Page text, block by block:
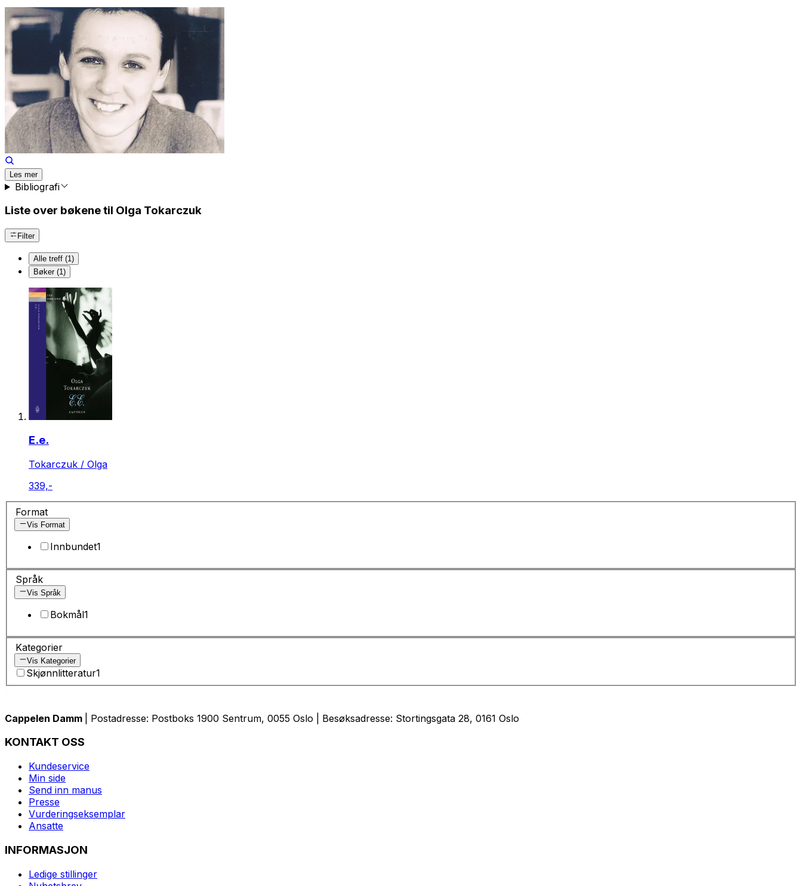
Les mer
Bibliografi
Liste over bøkene til Olga Tokarczuk
Filter
Alle treff (1)
Bøker (1)
E.e.
Tokarczuk / Olga
339,-
Format
Vis Format
Innbundet1
Språk
Vis Språk
Bokmål1
Kategorier
Vis Kategorier
Skjønnlitteratur1
Cappelen Damm | Postadresse: Postboks 1900 Sentrum, 0055 Oslo | Besøksadresse: Stortingsgata 28, 0161 Oslo
KONTAKT OSS
Kundeservice
Min side
Send inn manus
Presse
Vurderingseksemplar
Ansatte
INFORMASJON
Ledige stillinger